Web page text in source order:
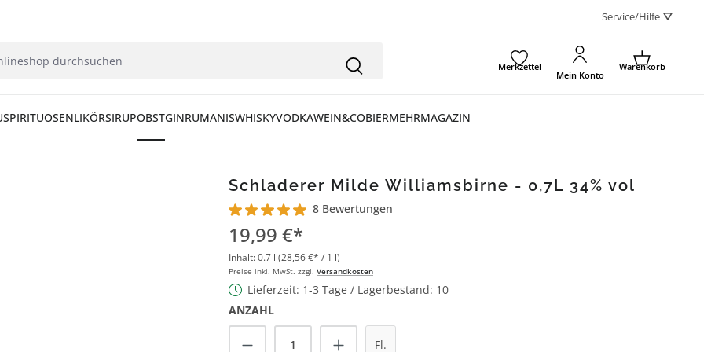
Service/Hilfe ⛛
Merkzettel
Mein Konto
Warenkorb
SPIRITUOSENLIKÖRSIRUPOBSTGINRUMANISWHISKYVODKAWEIN&COBIERMEHRMAGAZIN
Schladerer Milde Williamsbirne - 0,7L 34% vol
Durchschnittliche Bewertung von 5 von 5 Sternen
8 Bewertungen
19,99 €*
Inhalt:0.7 l (28,56 €* / 1 l)
Preise inkl. MwSt. zzgl. Versandkosten
Lieferzeit: 1-3 Tage / Lagerbestand: 10
ANZAHL
Produkt Anzahl: Gib den gewünschten Wert ein
Fl.